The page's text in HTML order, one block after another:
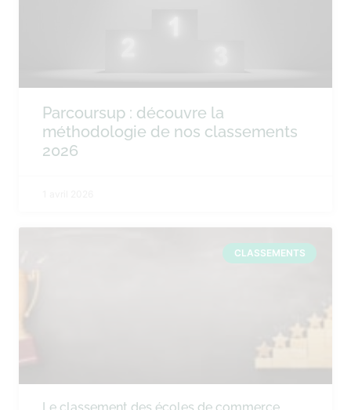
Parcoursup : découvre la
méthodologie de nos classements
2026
CLASSEMENTS